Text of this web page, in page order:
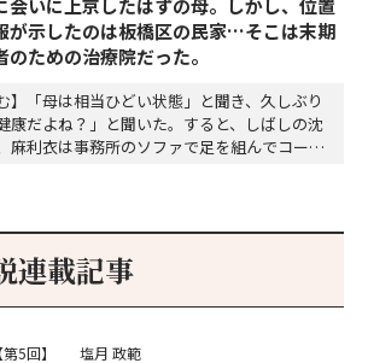
会いに上京したはずの母。しかし、位置
が示したのは板橋区の民家…そこは末期
のための治療院だった。
】「母は相当ひどい状態」と聞き、久しぶり
康だよね？」と聞いた。すると、しばしの沈
利衣は事務所のソファで足を組んでコーヒ
れていた。「やはり私はあなたの超…
連載記事
【第5回】 塩月 政範